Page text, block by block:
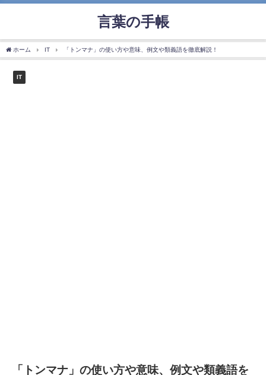
言葉の手帳
ホーム IT 「トンマナ」の使い方や意味、例文や類義語を徹底解説！
IT
「トンマナ」の使い方や意味、例文や類義語を